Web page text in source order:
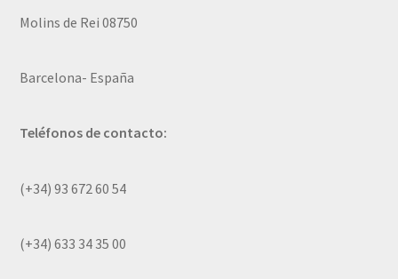
Molins de Rei 08750
Barcelona- España
Teléfonos de contacto:
(+34) 93 672 60 54
(+34) 633 34 35 00